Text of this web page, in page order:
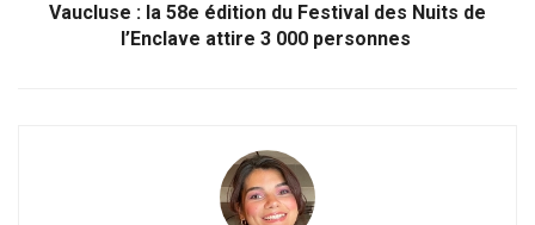
Vaucluse : la 58e édition du Festival des Nuits de
l’Enclave attire 3 000 personnes